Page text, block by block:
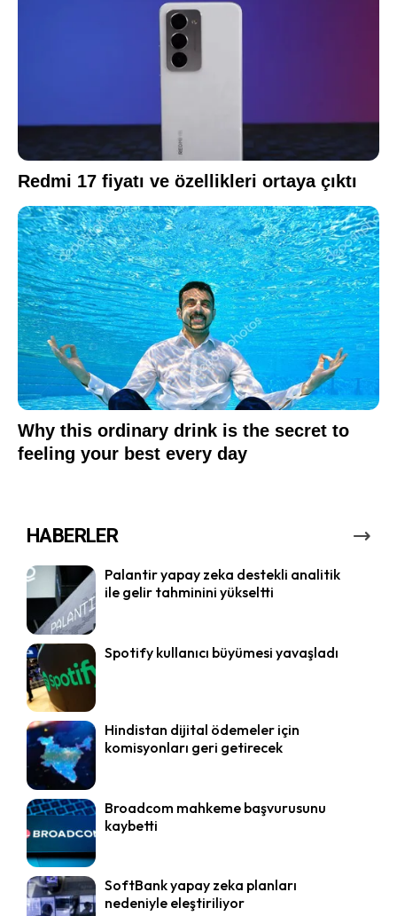
HABERLER
Palantir yapay zeka destekli analitik
ile gelir tahminini yükseltti
Spotify kullanıcı büyümesi yavaşladı
Hindistan dijital ödemeler için
komisyonları geri getirecek
Broadcom mahkeme başvurusunu
kaybetti
SoftBank yapay zeka planları
nedeniyle eleştiriliyor